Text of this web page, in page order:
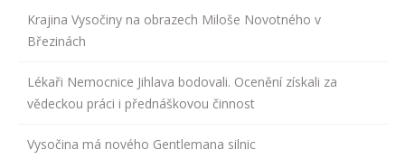
Krajina Vysočiny na obrazech Miloše Novotného v
Březinách
Lékaři Nemocnice Jihlava bodovali. Ocenění získali za
vědeckou práci i přednáškovou činnost
Vysočina má nového Gentlemana silnic